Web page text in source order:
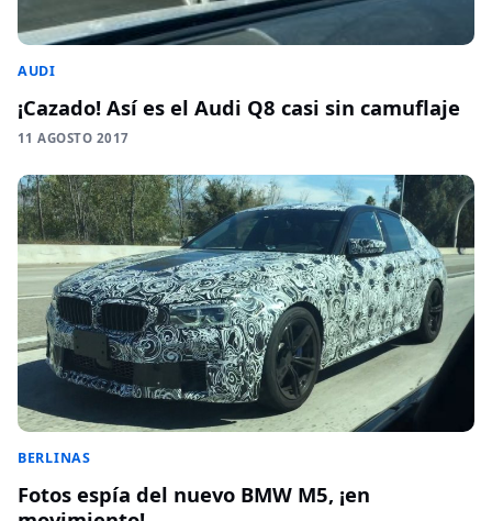
AUDI
¡Cazado! Así es el Audi Q8 casi sin camuflaje
11 AGOSTO 2017
BERLINAS
Fotos espía del nuevo BMW M5, ¡en